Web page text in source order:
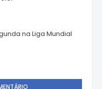
na Liga Mundial